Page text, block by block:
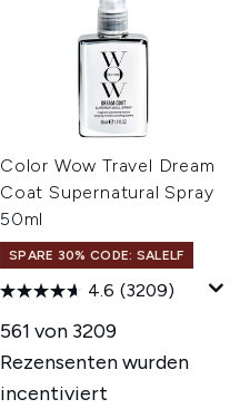
Color Wow Travel Dream
Coat Supernatural Spray
50ml
SPARE 30% CODE: SALELF
4.6 (3209)
561 von 3209
Rezensenten wurden
incentiviert